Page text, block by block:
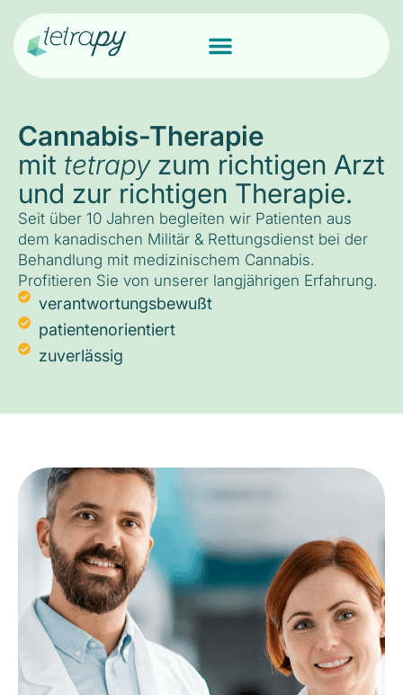
Cannabis-Therapie
mit tetrapyzum richtigen Arzt
und zur richtigen Therapie.
Seit über 10 Jahren begleiten wir Patienten aus
dem kanadischen Militär & Rettungsdienst bei der
Behandlung mit medizinischem Cannabis.
Profitieren Sie von unserer langjährigen Erfahrung.
verantwortungsbewußt
patientenorientiert
zuverlässig